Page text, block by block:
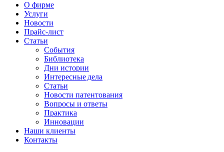
О фирме
Услуги
Новости
Прайс-лист
Статьи
События
Библиотека
Дни истории
Интересные дела
Статьи
Новости патентования
Вопросы и ответы
Практика
Инновации
Наши клиенты
Контакты